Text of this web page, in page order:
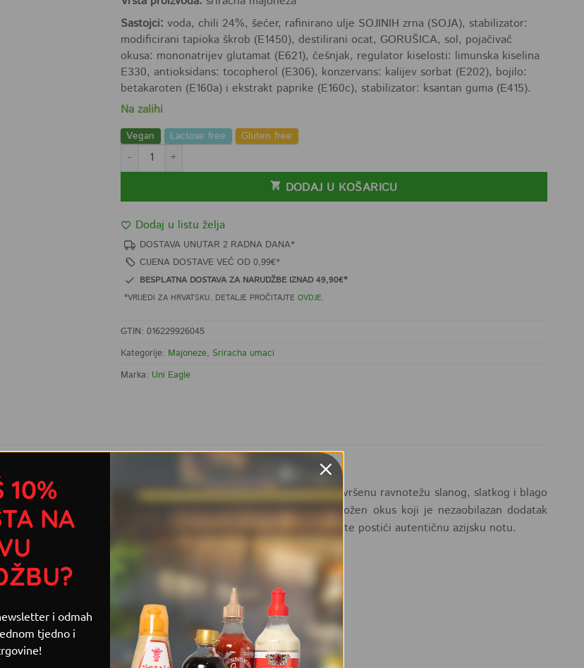
Sastojci: voda, chili 24%, šećer, rafinirano ulje SOJINIH zrna (SOJA), stabilizator:
modificirani tapioka škrob (E1450), destilirani ocat, GORUŠICA, sol, pojačivač
okusa: mononatrijev glutamat (E621), češnjak, regulator kiselosti: limunska kiselina
E330, antioksidans: tocopherol (E306), konzervans: kalijev sorbat (E202), bojilo:
betakaroten (E160a) i ekstrakt paprike (E160c), stabilizator: ksantan guma (E415).
Na zalihi
Vegan Lactose free
Gluten free
Uni Eagle Sriracha Mayo ljuta majoneza 215g količina
DODAJ U KOŠARICU
Dodaj u listu želja
DOSTAVA UNUTAR 2 RADNA DANA*
CIJENA DOSTAVE VEĆ OD 0,99€*
BESPLATNA DOSTAVA ZA NARUDŽBE IZNAD 49,90€*
*VRIJEDI ZA HRVATSKU, DETALJE PROČITAJTE OVDJE.
GTIN: 016229926045
Kategorije: Majoneze, Sriracha umaci
Marka: Uni Eagle
pasta od fermentiranih sojinih zrna i crvene paprike, koja nudi savršenu ravnotežu slanog, slatkog i blago
sezamovim uljem, češnjakom i đumbirom, što joj daje pun i složen okus koji je nezaobilazan dodatak
i riže, ali i kao dodatak umacima, marinadama i jelima u kojima želite postići autentičnu azijsku notu.
10%
NA
i odmah
tjedno i